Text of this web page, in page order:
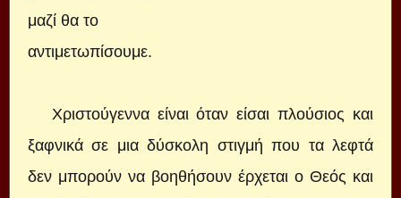
μαζί θα το
αντιμετωπίσουμε.
Χριστούγεννα είναι όταν είσαι πλούσιος και
ξαφνικά σε μια δύσκολη στιγμή που τα λεφτά
δεν μπορούν να βοηθήσουν έρχεται ο Θεός και